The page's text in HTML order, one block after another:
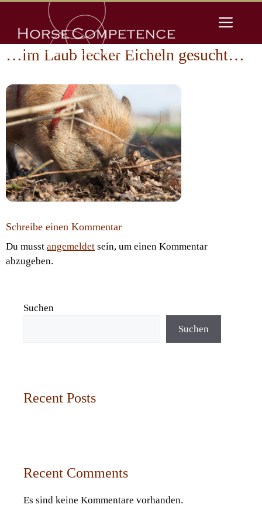
springen
…im Laub lecker Eicheln gesucht…
Schreibe einen Kommentar
Du musst angemeldet sein, um einen Kommentar
abzugeben.
Suchen
Suchen
Recent Posts
Recent Comments
Es sind keine Kommentare vorhanden.